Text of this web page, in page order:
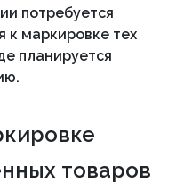
потребуется
к маркировке тех
планируется
товаров